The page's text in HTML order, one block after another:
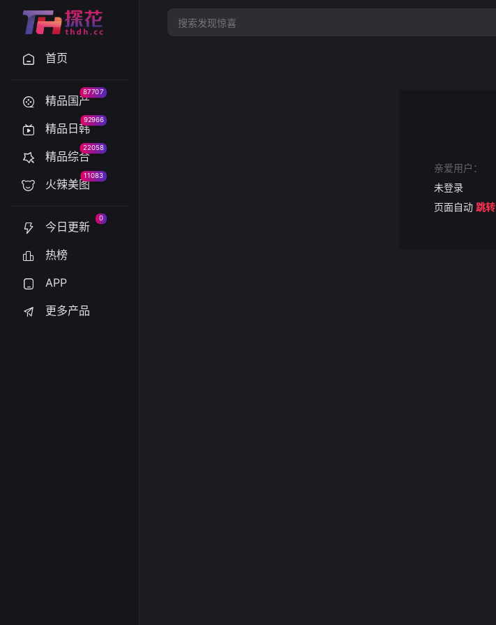
首页
精品国产
87707
精品日韩
92966
精品综合
22058
火辣美图
11083
今日更新
0
热榜
APP
更多产品
亲爱用户：
未登录
页面自动 跳转